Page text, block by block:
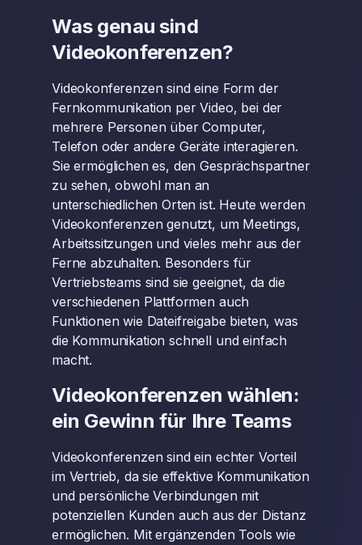
Was genau sind
Videokonferenzen?
Videokonferenzen sind eine Form der
Fernkommunikation per Video, bei der
mehrere Personen über Computer,
Telefon oder andere Geräte interagieren.
Sie ermöglichen es, den Gesprächspartner
zu sehen, obwohl man an
unterschiedlichen Orten ist. Heute werden
Videokonferenzen genutzt, um Meetings,
Arbeitssitzungen und vieles mehr aus der
Ferne abzuhalten. Besonders für
Vertriebsteams sind sie geeignet, da die
verschiedenen Plattformen auch
Funktionen wie Dateifreigabe bieten, was
die Kommunikation schnell und einfach
macht.
Videokonferenzen wählen:
ein Gewinn für Ihre Teams
Videokonferenzen sind ein echter Vorteil
im Vertrieb, da sie effektive Kommunikation
und persönliche Verbindungen mit
potenziellen Kunden auch aus der Distanz
ermöglichen. Mit ergänzenden Tools wie